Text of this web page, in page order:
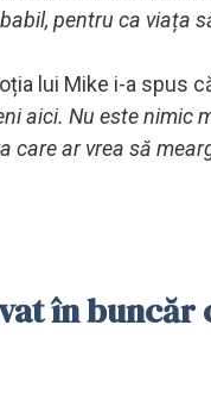
pentru ca viața
lui Mike i-a spus
aici. Nu este nimic
care ar vrea să
în buncăr